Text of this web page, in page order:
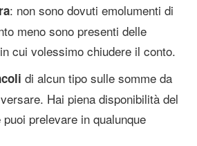
: non sono dovuti emolumenti di
meno sono presenti delle
cui volessimo chiudere il conto.
di alcun tipo sulle somme da
Hai piena disponibilità del
prelevare in qualunque